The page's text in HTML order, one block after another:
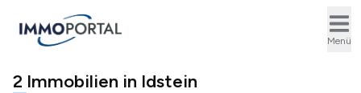
Menü
2 Immobilien in Idstein